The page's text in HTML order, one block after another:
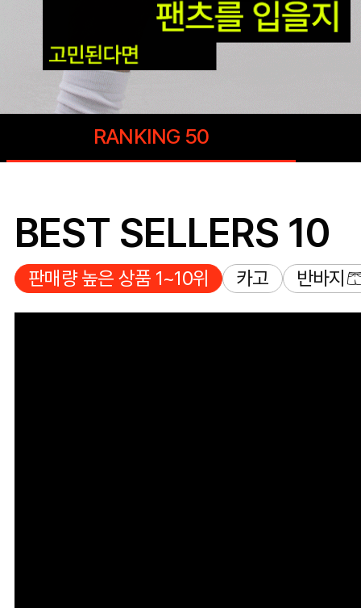
RANKING 50
BEST SELLERS 10
판매량 높은 상품 1~10위 카고 반바지